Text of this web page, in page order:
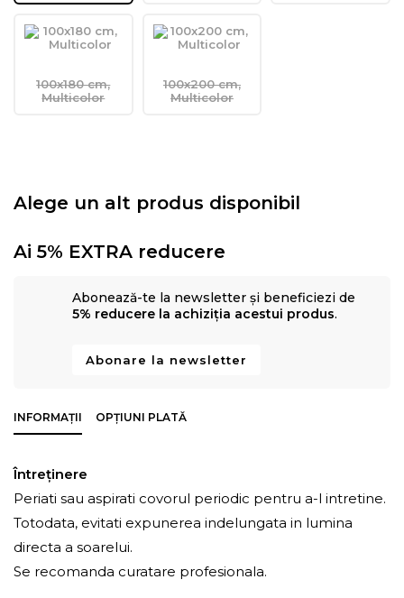
100x180 cm,
Multicolor
100x200 cm,
Multicolor
Alege un alt produs disponibil
Ai 5% EXTRA reducere
Abonează-te la newsletter și beneficiezi de
5% reducere la achiziția acestui produs.
Abonare la newsletter
INFORMAȚII OPȚIUNI PLATĂ
Întreţinere
Periati sau aspirati covorul periodic pentru a-l intretine.
Totodata, evitati expunerea indelungata in lumina
directa a soarelui.
Se recomanda curatare profesionala.